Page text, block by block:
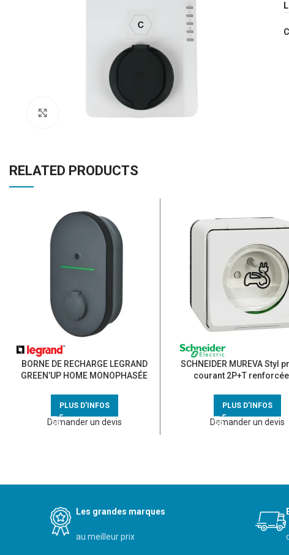
RELATED PRODUCTS
BORNE DE RECHARGE LEGRAND
GREEN’UP HOME MONOPHASÉE
PLUS D'INFOS
Demander un devis
SCHNEIDER MUREVA Styl
courant 2P+T renforcée
PLUS D'INFOS
Demander un devis
Les grandes marques
au meilleur prix